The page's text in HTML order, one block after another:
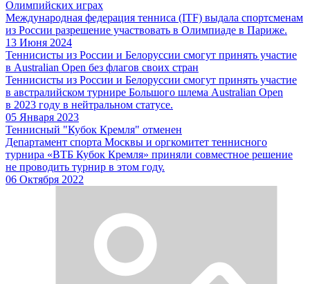
Олимпийских играх
Международная федерация тенниса (ITF) выдала спортсменам
из России разрешение участвовать в Олимпиаде в Париже.
13 Июня 2024
Теннисисты из России и Белоруссии смогут принять участие
в Australian Open без флагов своих стран
Теннисисты из России и Белоруссии смогут принять участие
в австралийском турнире Большого шлема Australian Open
в 2023 году в нейтральном статусе.
05 Января 2023
Теннисный "Кубок Кремля" отменен
Департамент спорта Москвы и оргкомитет теннисного
турнира «ВТБ Кубок Кремля» приняли совместное решение
не проводить турнир в этом году.
06 Октября 2022